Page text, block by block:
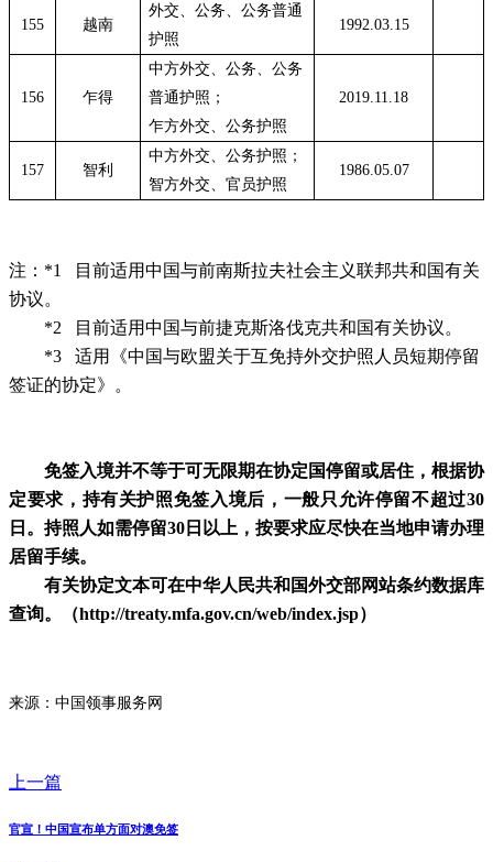
155 越南
外交、公务、公务普通
护照
1992.03.15
156 乍得
中方外交、公务、公务
普通护照；
2019.11.18
乍方外交、公务护照
157 智利
中方外交、公务护照；
智方外交、官员护照
1986.05.07
注： *1 目前适用中国与前南斯拉夫社会主义联邦共和国有关
协议。
*2 目前适用中国与前捷克斯洛伐克共和国有关协议。
*3 适用《中国与欧盟关于互免持外交护照人员短期停留
签证的协定》。
免签入境并不等于可无限期在协定国停留或居住，根据协
定要求，持有关护照免签入境后，一般只允许停留不超过30
日。持照人如需停留30日以上，按要求应尽快在当地申请办理
居留手续。
有关协定文本可在中华人民共和国外交部网站条约数据库
查询。（http://treaty.mfa.gov.cn/web/index.jsp）
来源：中国领事服务网
上一篇
官宣！中国宣布单方面对澳免签